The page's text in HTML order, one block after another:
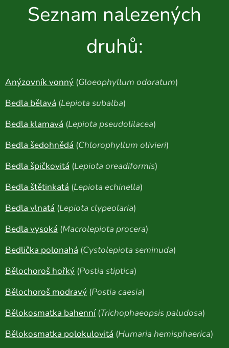
Seznam nalezených
druhů:
Anýzovník vonný (Gloeophyllum odoratum)
Bedla bělavá (Lepiota subalba)
Bedla klamavá (Lepiota pseudolilacea)
Bedla šedohnědá (Chlorophyllum olivieri)
Bedla špičkovitá (Lepiota oreadiformis)
Bedla štětinkatá (Lepiota echinella)
Bedla vlnatá (Lepiota clypeolaria)
Bedla vysoká (Macrolepiota procera)
Bedlička polonahá (Cystolepiota seminuda)
Bělochoroš hořký (Postia stiptica)
Bělochoroš modravý (Postia caesia)
Bělokosmatka bahenní(Trichophaeopsis paludosa)
Bělokosmatka polokulovitá (Humaria hemisphaerica)